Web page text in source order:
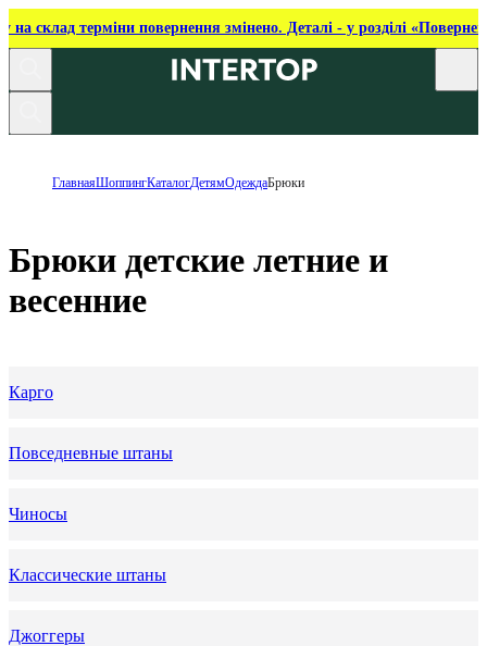
на склад терміни повернення змінено. Деталі - у розділі
ГлавнаяШоппингКаталогДетямОдеждаБрюки
Брюки детские летние и
весенние
Карго
Повседневные штаны
Чиносы
Классические штаны
Джоггеры